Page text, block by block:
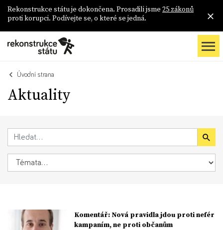
Rekonstrukce státu je dokončena. Prosadili jsme 25 zákonů
proti korupci. Podívejte se, o které se jedná.
Úvodní strana
Aktuality
Komentář: Nová pravidla jdou proti nefér
kampaním, ne proti občanům